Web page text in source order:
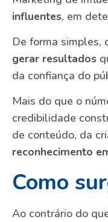
influentes, em
De forma simples,
gerar resultados
da confiança do
Mais do que o
credibilidade
de conteúdo, da
reconhecimento
Como
Ao contrário do